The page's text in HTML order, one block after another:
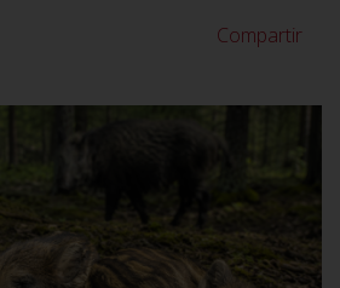
Compartir